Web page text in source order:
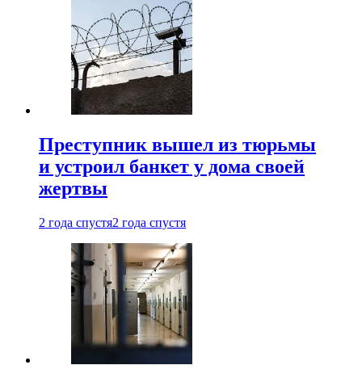
Преступник вышел из тюрьмы
и устроил банкет у дома своей
жертвы
2 года спустя2 года спустя